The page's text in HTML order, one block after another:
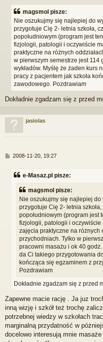
s
magsmol pisze:
Nie oszukujmy się najlepiej do
przygotuje Cię 2- letnia szkoła,
popołudniowym (program jest
fizjologii, patologii i oczywiście
praktyczne na różnych
w pierwszym semestrze jest 114
wykładów. Myślę że żaden kurs
pracy z pacjentem jak szkoła
zawodowego. Pozdrawiam
Dokładnie zgadzam się z przed
jasiolas
P
s
2008-11-20, 19:27
e-Masaz.pl pisze:
magsmol pisze:
Nie oszukujmy się najlepiej
przygotuje Cię 2- letnia
popołudniowym (program jest
fizjologii, patologii i oczywiście
zajęcia praktyczne na różnych
przychodniach. Tylko w
pracowni masażu i ok 40
da Ci takiego przygotowania
kończąca się egzaminem z
Pozdrawiam
Dokładnie zgadzam się z przed
Zapewne macie rację . Ja juz
inną wizję i szkół też trochę
potrzebnej wiedzy w szkołach
marginalną przydatność w
docelowo interesują mnie